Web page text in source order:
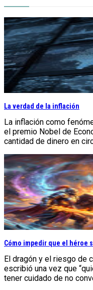
La verdad de la inflación
La inflación como
el premio Nobel de
cantidad de dinero en
Cómo impedir que el héroe
El dragón y el riesgo de
escribió una vez que
tener cuidado de no